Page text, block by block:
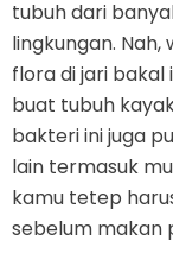
tubuh dari
lingkungan.
flora di jari
buat tubuh
bakteri ini juga
lain termasuk
kamu tetep
sebelum makan